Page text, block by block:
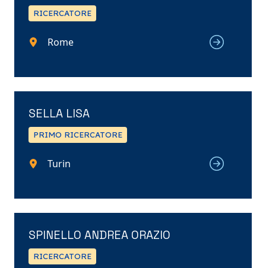
RICERCATORE
Rome
SELLA LISA
PRIMO RICERCATORE
Turin
SPINELLO ANDREA ORAZIO
RICERCATORE